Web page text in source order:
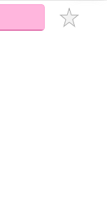
僅能以金石堂專屬